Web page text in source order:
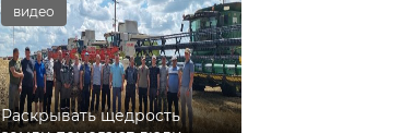
видео
Раскрывать щедрость